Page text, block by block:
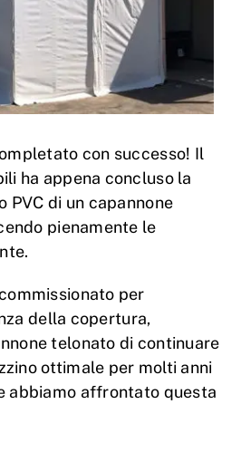
con successo! Il
ha appena concluso la
PVC di un capannone
pienamente le
per
della copertura,
telonato di continuare
ottimale per molti anni
abbiamo affrontato questa